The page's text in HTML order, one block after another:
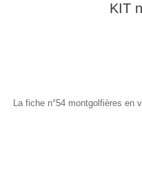
KIT
- La fiche n°54 montgolfières